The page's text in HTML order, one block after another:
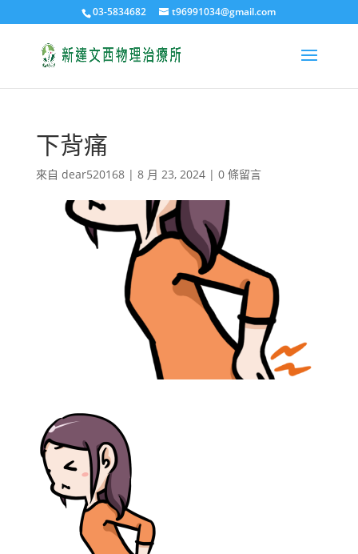
03-5834682 t96991034@gmail.com
下背痛
來自 dear520168| 8 月 23, 2024| 0 條留言